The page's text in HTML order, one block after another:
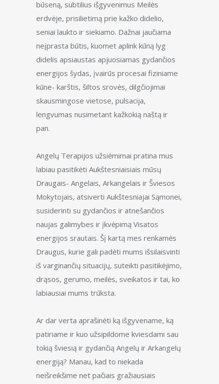
būseną, subtilius išgyvenimus Meilės
erdvėje, prisilietimą prie kažko didelio,
seniai laukto ir siekiamo. Dažnai jaučiama
neįprasta būtis, kuomet aplink kūną lyg
didelis apsiaustas apjuosiamas gydančios
energijos šydas, įvairūs procesai fiziniame
kūne- karštis, šiltos srovės, dilgčiojimai
skausmingose vietose, pulsacija,
lengvumas nusimetant kažkokią naštą ir
pan.
Angelų Terapijos užsiėmimai pratina mus
labiau pasitikėti Aukštesniaisiais mūsų
Draugais- Angelais, Arkangelais ir Šviesos
Mokytojais, atsiverti Aukštesniajai Sąmonei,
susiderinti su gydančios ir atnešančios
naujas galimybes ir įkvėpimą Visatos
energijos srautais. Šį kartą mes renkamės
Draugus, kurie gali padėti mums išsilaisvinti
iš varginančių situacijų, suteikti pasitikėjimo,
drąsos, gerumo, meilės, sveikatos ir tai, ko
labiausiai mums trūksta.
Ar dar verta aprašinėti ką išgyvename, ką
patiriame ir kuo užsipildome kviesdami sau
tokią šviesią ir gydančią Angelų ir Arkangelų
energiją? Manau, kad to niekada
neišreikšime net pačiais gražiausiais